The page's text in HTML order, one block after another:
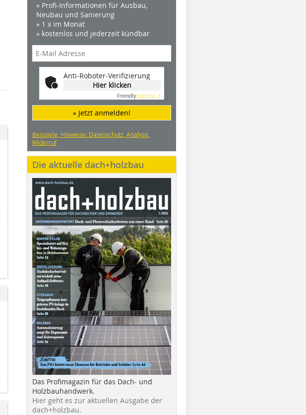
» Profi-Informationen für Ausbau,
Neubau und Sanierung
» 1 x im Monat
» kostenlos und jederzeit kündbar
Anti-Roboter-Verifizierung
Hier klicken
FriendlyCaptcha ⇗
» Jetzt anmelden!
Beispiele, Hinweise: Datenschutz, Analyse,
Widerruf
Die aktuelle dach+holzbau
Das Profimagazin für das Dach- und
Holzbauhandwerk.
Hier geht es zur aktuellen Ausgabe der
dach+holzbau.